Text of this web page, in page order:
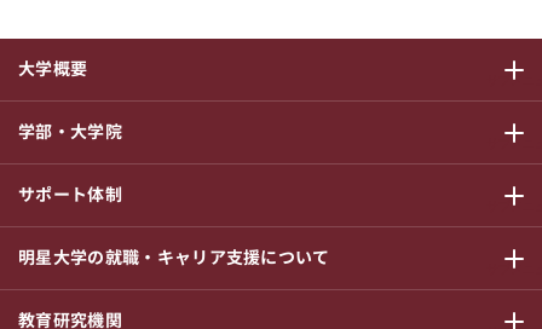
大学概要
サブメニ
学部・大学院
サブメニ
サポート体制
サブメニ
明星大学の就職・キャリア支援について
サブメニ
教育研究機関